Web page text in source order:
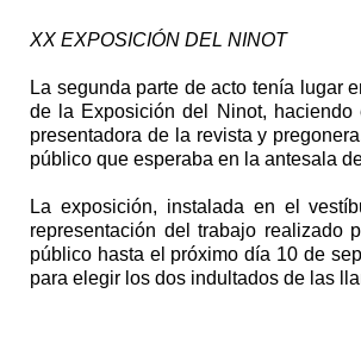
XX EXPOSICIÓN DEL NINOT
La segunda parte de acto tenía lugar
de la Exposición del Ninot,
presentadora de la revista y
público que esperaba en la antesala
La exposición, instalada en el
representación del trabajo realizado
público hasta el próximo día 10 de
para elegir los dos indultados de las